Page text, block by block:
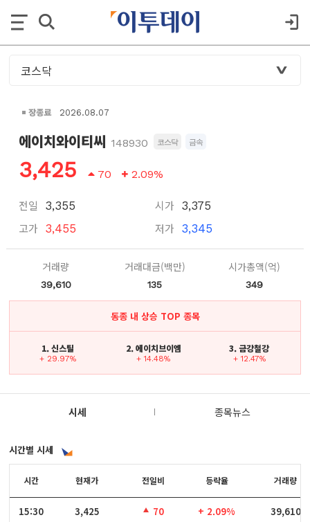
장종료 2026.08.07
에이치와이티씨 148930 코스닥 금속
3,425 70 2.09%
전일 3,355
고가 3,455
시가 3,375
저가 3,345
거래량
39,610
거래대금(백만)
135
시가총액(억)
349
동종 내 상승 TOP 종목
1. 신스틸
+ 29.97%
2. 에이치브이엠
+ 14.48%
3. 금강철강
+ 12.47%
시세 종목뉴스
시간별 시세
시간
15:30
시간 현재가 전일비 등락율 거래량
15:30 3,425 70 + 2.09% 39,610